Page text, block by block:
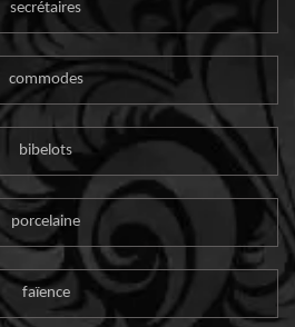
secrétaires
commodes
bibelots
porcelaine
faïence